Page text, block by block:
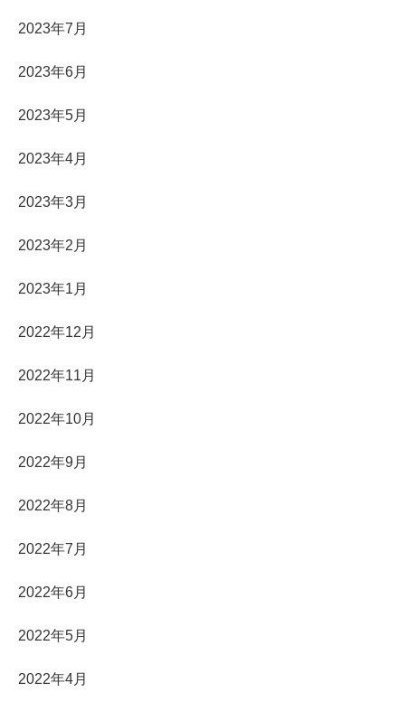
2023年7月
2023年6月
2023年5月
2023年4月
2023年3月
2023年2月
2023年1月
2022年12月
2022年11月
2022年10月
2022年9月
2022年8月
2022年7月
2022年6月
2022年5月
2022年4月